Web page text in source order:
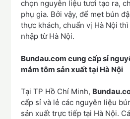
chọn nguyên liệu tươi tạo ra,
phụ gia. Bởi vậy, để mẹt bún
thực khách, chuẩn vị Hà Nội
nhập từ Hà Nội.
Bundau.com cung cấp sỉ
mắm tôm sản xuất tại Hà Nội
Tại TP Hồ Chí Minh,
cấp sỉ và lẻ các nguyên liệu
sản xuất trực tiếp tại Hà Nội.